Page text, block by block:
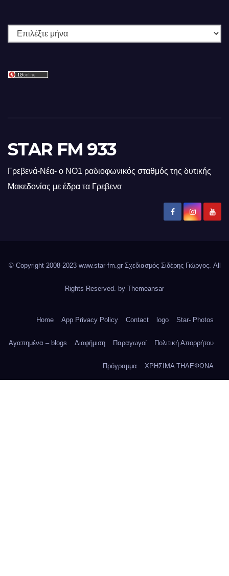
Ιστορικό
STAR FM 933
Γρεβενά-Νέα- ο ΝΟ1 ραδιοφωνικός σταθμός της δυτικής
Μακεδονίας με έδρα τα Γρεβενα
© Copyright 2008-2023 www.star-fm.gr Σχεδιασμός Σιδέρης Γιώργος. All
Rights Reserved. by Themeansar
Home App Privacy Policy Contact logo Star- Photos
Αγαπημένα – blogs Διαφήμιση Παραγωγοί Πολιτική Απορρήτου
Πρόγραμμα ΧΡΗΣΙΜΑ ΤΗΛΕΦΩΝΑ